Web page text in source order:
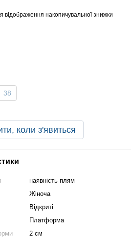
відображення накопичувальної знижки
38
коли з'явиться
наявність плям
Жіноча
Відкриті
Платформа
2 см